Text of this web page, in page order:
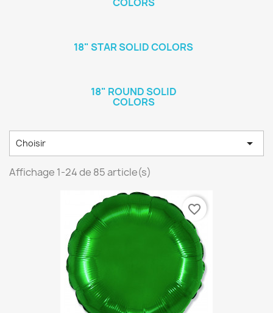
18" STAR SOLID COLORS
18" ROUND SOLID
COLORS
Choisir 
Affichage 1-24 de 85 article(s)
favorite_border